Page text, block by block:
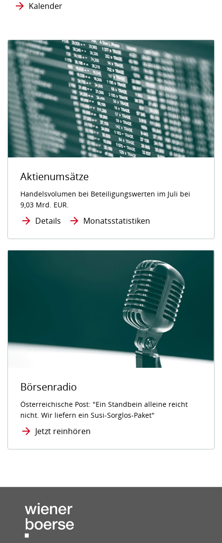
Kalender
Aktienumsätze
Handelsvolumen bei Beteiligungswerten im Juli bei
9,03 Mrd. EUR.
Details Monatsstatistiken
Börsenradio
Österreichische Post: "Ein Standbein alleine reicht
nicht. Wir liefern ein Susi-Sorglos-Paket"
Jetzt reinhören